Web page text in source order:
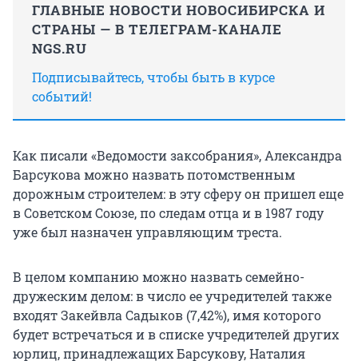
ГЛАВНЫЕ НОВОСТИ НОВОСИБИРСКА И
СТРАНЫ — В ТЕЛЕГРАМ-КАНАЛЕ
NGS.RU
Подписывайтесь, чтобы быть в курсе
событий!
Как писали «Ведомости заксобрания», Александра
Барсукова можно назвать потомственным
дорожным строителем: в эту сферу он пришел еще
в Советском Союзе, по следам отца и в 1987 году
уже был назначен управляющим треста.
В целом компанию можно назвать семейно-
дружеским делом: в число ее учредителей также
входят Закейвла Садыков (7,42%), имя которого
будет встречаться и в списке учредителей других
юрлиц, принадлежащих Барсукову, Наталия